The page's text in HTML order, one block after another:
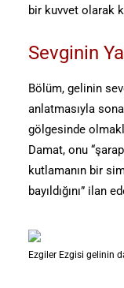
bir kuvvet olarak
Sevginin
Bölüm, gelinin
anlatmasıyla sona
gölgesinde
Damat, onu
kutlamanın bir
bayıldığını” ilan
Ezgiler Ezgisi gelinin